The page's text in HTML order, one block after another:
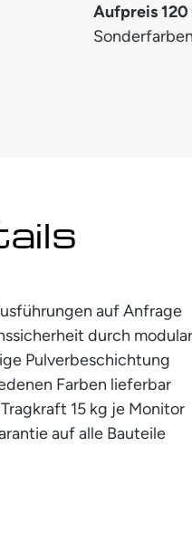
Aufpreis
auf Anfrage
durch
Pulverbeschichtung
Farben lieferbar
15 kg je Monitor
auf alle Bauteile